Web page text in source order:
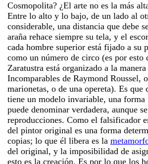
Cosmopolita? ¿El arte no es la más
Entre lo alto y lo bajo, de un lado al
considerable, una distancia que debe
araña rehace siempre su tela, y el
cada hombre superior está fijado a su
como un número de circo (es por
Zaratustra está organizado a la
Incomparables de Raymond Roussel,
marionetas, o de una opereta). Es que
tiene un modelo invariable, una forma
puede denominar verdadera, aunque
reproducciones. Como el falsificador
del pintor original es una forma
copias; lo que él libera es la
del original, y la imposibilidad de
esto es la creación. Es por lo que los